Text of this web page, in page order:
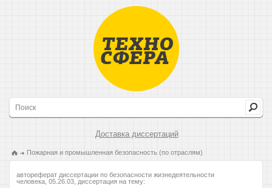
Доставка диссертаций
Пожарная и промышленная безопасность (по отраслям)
автореферат диссертации по безопасности жизнедеятельности
человека, 05.26.03, диссертация на тему: